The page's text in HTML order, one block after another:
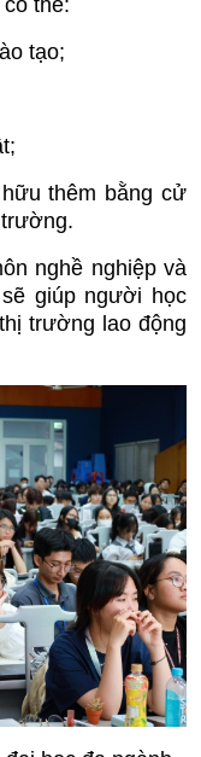
tạo;
thêm bằng cử
nghề nghiệp và
giúp người học
trường lao động